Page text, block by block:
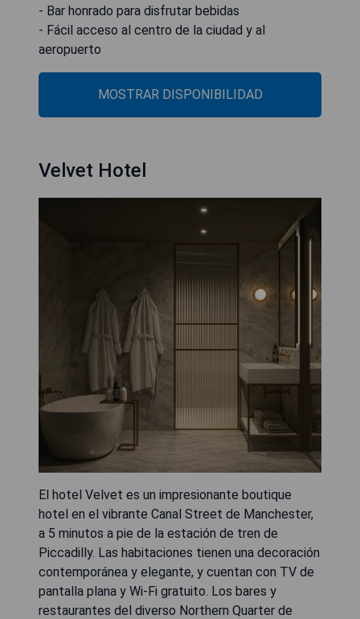
- Bar honrado para disfrutar bebidas
- Fácil acceso al centro de la ciudad y al
aeropuerto
MOSTRAR DISPONIBILIDAD
Velvet Hotel
El hotel Velvet es un impresionante boutique
hotel en el vibrante Canal Street de Manchester,
a 5 minutos a pie de la estación de tren de
Piccadilly. Las habitaciones tienen una decoración
contemporánea y elegante, y cuentan con TV de
pantalla plana y Wi-Fi gratuito. Los bares y
restaurantes del diverso Northern Quarter de